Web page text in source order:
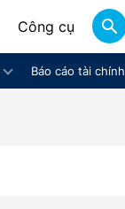
Công cụ
Báo cáo tài chính